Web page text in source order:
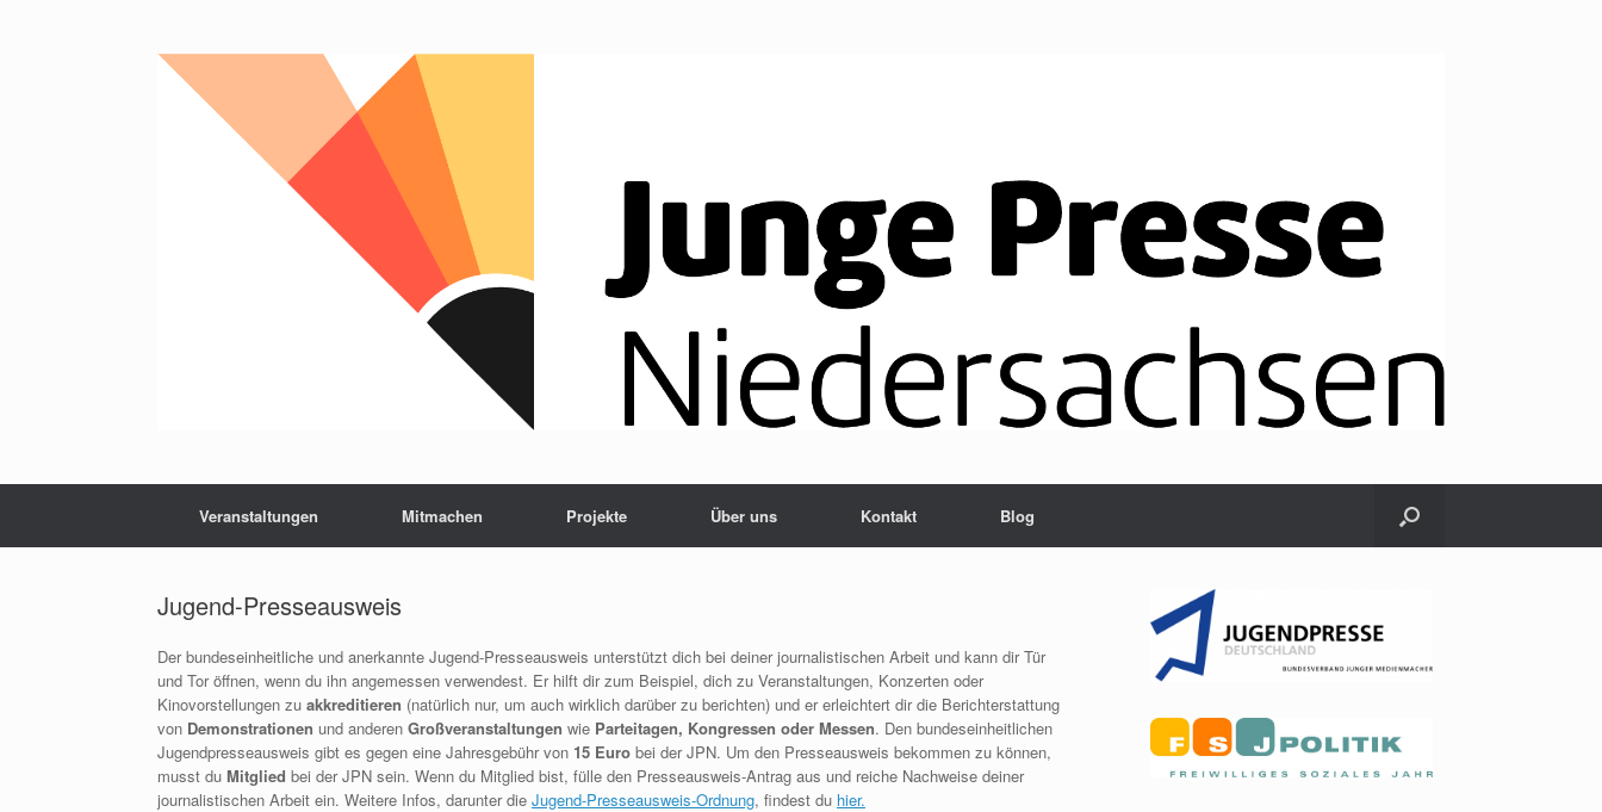
Veranstaltungen Mitmachen Projekte Über uns Kontakt Blog
Jugend-Presseausweis
Der bundeseinheitliche und anerkannte Jugend-Presseausweis unterstützt dich bei deiner journalistischen Arbeit und kann dir Tür
und Tor öffnen, wenn du ihn angemessen verwendest. Er hilft dir zum Beispiel, dich zu Veranstaltungen, Konzerten oder
Kinovorstellungen zu akkreditieren (natürlich nur, um auch wirklich darüber zu berichten) und er erleichtert dir die Berichterstattung
von Demonstrationen und anderen Großveranstaltungen wie Parteitagen, Kongressen oder Messen. Den bundeseinheitlichen
Jugendpresseausweis gibt es gegen eine Jahresgebühr von 15 Euro bei der JPN. Um den Presseausweis bekommen zu können,
musst du Mitglied bei der JPN sein. Wenn du Mitglied bist, fülle den Presseausweis-Antrag aus und reiche Nachweise deiner
journalistischen Arbeit ein. Weitere Infos, darunter die Jugend-Presseausweis-Ordnung, findest du hier.